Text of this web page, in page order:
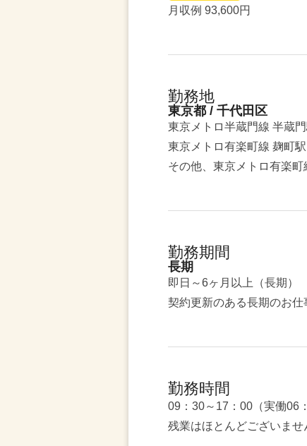
月収例 93,600円
勤務地
東京都 / 千代田区
東京メトロ半蔵門線 半蔵門
東京メトロ有楽町線 麹町駅
その他、東京メトロ有楽町
勤務期間
長期
即日～6ヶ月以上（長期）
契約更新のある長期のお
勤務時間
09：30～17：00（実働06
残業はほとんどございませ